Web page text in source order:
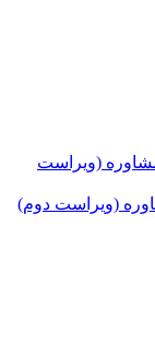
(ویراست دوم)